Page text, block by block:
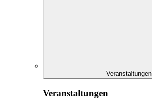
Veranstaltungen
Veranstaltungen